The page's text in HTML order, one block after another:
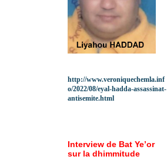
http://www.veroniquechemla.inf
o/2022/08/eyal-hadda-assassinat-
antisemite.html
Interview de Bat Ye’or
sur la dhimmitude